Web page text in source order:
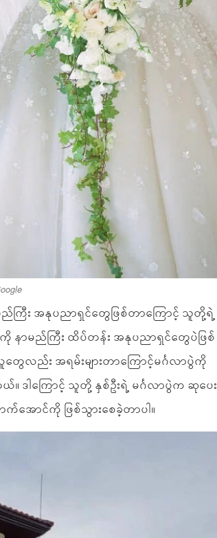
မည်ကြီး အနုပညာရှင်တွေဖြစ်တာကြောင့် သူတို့ရဲ့
ာမည်ကြီး ထိပ်တန်း အနုပညာရှင်တွေပဲဖြစ်
ေလည်း အရမ်းများတာကြောင့်မင်္ဂလာပွဲကို
ဒါကြောင့် သူတို့ နှစ်ဦးရဲ့ မင်္ဂလာပွဲက ဆုပေး
အောင်ကို ဖြစ်သွားစေခဲ့တာပါ။